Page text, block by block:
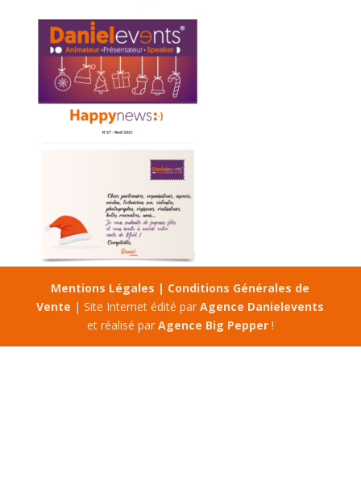
Mentions Légales | Conditions Générales de
Vente | Site Internet édité parAgence Danielevents
et réalisé par Agence Big Pepper!